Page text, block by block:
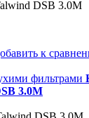
к
фильтрами
3.0M